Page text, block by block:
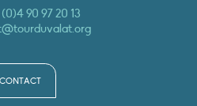
(0)4 90 97 20 13
CONTACT